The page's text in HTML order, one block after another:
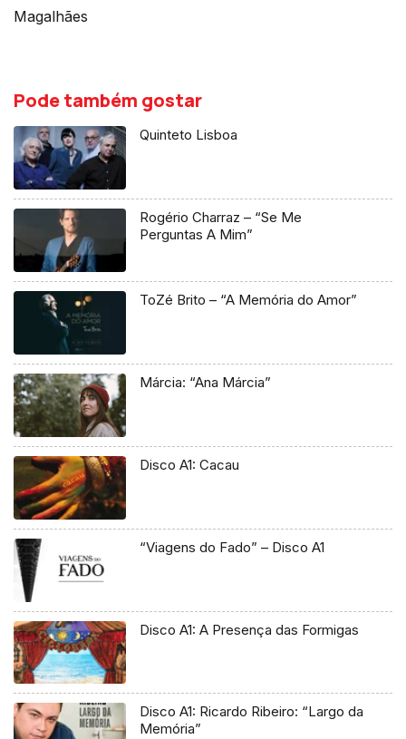
Magalhães
Pode também gostar
Quinteto Lisboa
Rogério Charraz – “Se Me
Perguntas A Mim”
ToZé Brito – “A Memória do Amor”
Márcia: “Ana Márcia”
Disco A1: Cacau
“Viagens do Fado” – Disco A1
Disco A1: A Presença das Formigas
Disco A1: Ricardo Ribeiro: “Largo da
Memória”